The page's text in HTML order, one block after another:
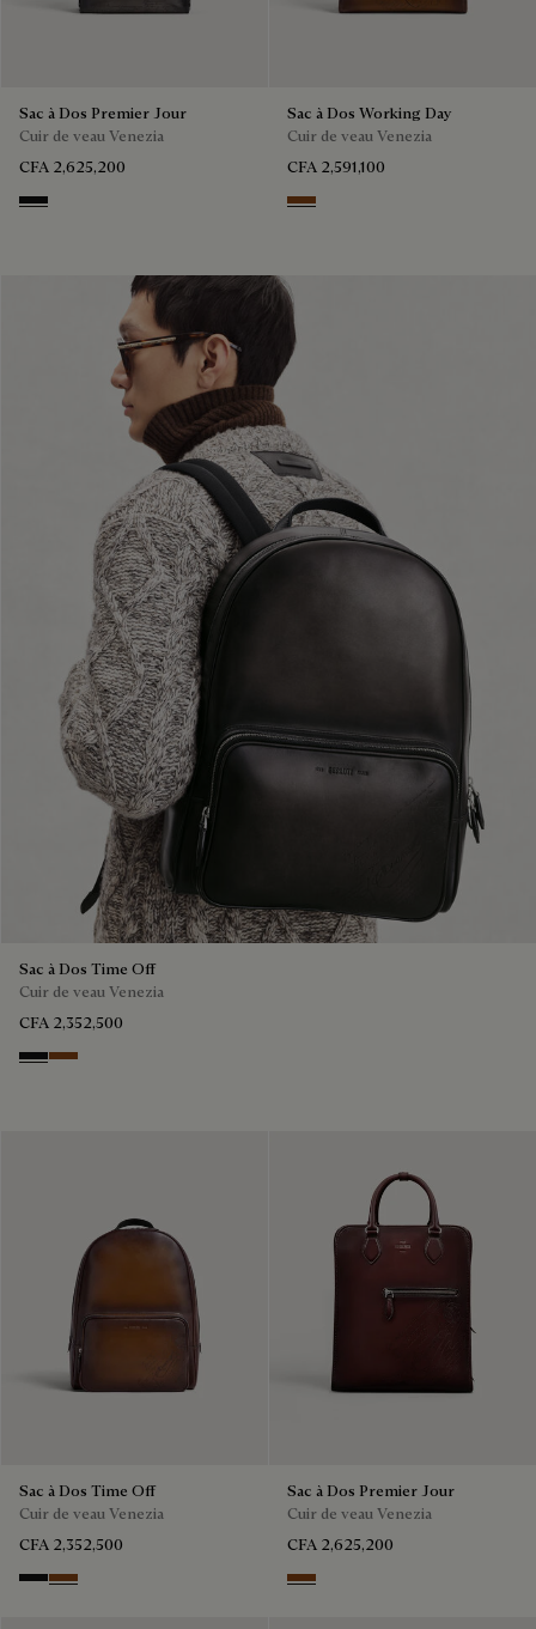
Sac à Dos Premier Jour
Cuir de veau Venezia
CFA 2,625,200
NERO GRIGIO
Sac à Dos Working Day
Cuir de veau Venezia
CFA 2,591,100
Cacao Intenso
Sac à Dos Time Off
Cuir de veau Venezia
CFA 2,352,500
NERO GRIGIO
Cacao Intenso
Sac à Dos Time Off
Cuir de veau Venezia
CFA 2,352,500
NERO GRIGIO
Cacao Intenso
Sac à Dos Premier Jour
Cuir de veau Venezia
CFA 2,625,200
Legno Bruciato